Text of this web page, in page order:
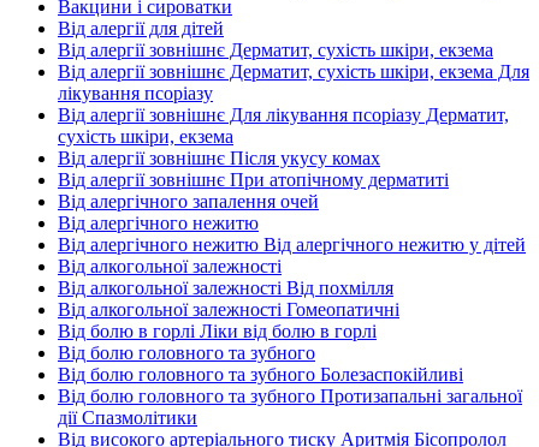
Вакцини і сироватки
Від алергії для дітей
Від алергії зовнішнє Дерматит, сухість шкіри, екзема
Від алергії зовнішнє Дерматит, сухість шкіри, екзема Для
лікування псоріазу
Від алергії зовнішнє Для лікування псоріазу Дерматит,
сухість шкіри, екзема
Від алергії зовнішнє Після укусу комах
Від алергії зовнішнє При атопічному дерматиті
Від алергічного запалення очей
Від алергічного нежитю
Від алергічного нежитю Від алергічного нежитю у дітей
Від алкогольної залежності
Від алкогольної залежності Від похмілля
Від алкогольної залежності Гомеопатичні
Від болю в горлі Ліки від болю в горлі
Від болю головного та зубного
Від болю головного та зубного Болезаспокійливі
Від болю головного та зубного Протизапальні загальної
дії Спазмолітики
Від високого артеріального тиску Аритмія Бісопролол